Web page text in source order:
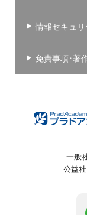
情報セキュ
免責事項・著
一般
公益